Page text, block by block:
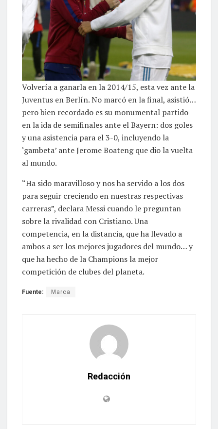
Volvería a ganarla en la 2014/15, esta vez ante la
Juventus en Berlín. No marcó en la final, asistió…
pero bien recordado es su monumental partido
en la ida de semifinales ante el Bayern: dos goles
y una asistencia para el 3-0, incluyendo la
‘gambeta’ ante Jerome Boateng que dio la vuelta
al mundo.
“Ha sido maravilloso y nos ha servido a los dos
para seguir creciendo en nuestras respectivas
carreras”, declara Messi cuando le preguntan
sobre la rivalidad con Cristiano. Una
competencia, en la distancia, que ha llevado a
ambos a ser los mejores jugadores del mundo… y
que ha hecho de la Champions la mejor
competición de clubes del planeta.
Fuente: Marca
Redacción